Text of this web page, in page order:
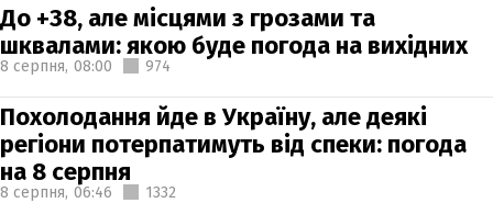
До +38, але місцями з грозами та
шквалами: якою буде погода на вихідних
8 серпня, 08:00 974
Похолодання йде в Україну, але деякі
регіони потерпатимуть від спеки: погода
на 8 серпня
8 серпня, 06:46 1332